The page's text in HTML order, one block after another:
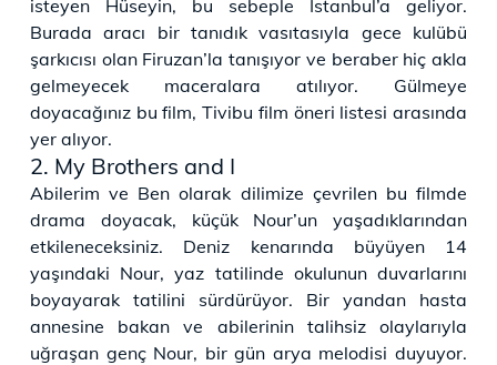
isteyen Hüseyin, bu sebeple İstanbul’a geliyor.
Burada aracı bir tanıdık vasıtasıyla gece kulübü
şarkıcısı olan Firuzan’la tanışıyor ve beraber hiç akla
gelmeyecek maceralara atılıyor. Gülmeye
doyacağınız bu film, Tivibu film öneri listesi arasında
yer alıyor.
2. My Brothers and I
Abilerim ve Ben olarak dilimize çevrilen bu filmde
drama doyacak, küçük Nour’un yaşadıklarından
etkileneceksiniz. Deniz kenarında büyüyen 14
yaşındaki Nour, yaz tatilinde okulunun duvarlarını
boyayarak tatilini sürdürüyor. Bir yandan hasta
annesine bakan ve abilerinin talihsiz olaylarıyla
uğraşan genç Nour, bir gün arya melodisi duyuyor.